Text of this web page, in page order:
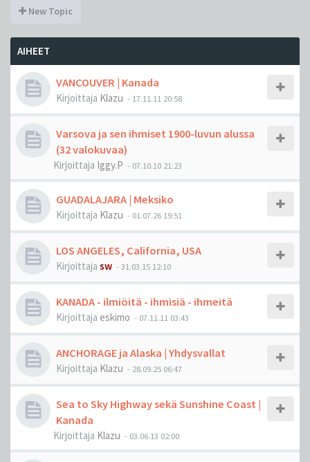
New Topic
AIHEET
VANCOUVER | Kanada
Kirjoittaja Klazu - 17.11.11 20:58
Varsova ja sen ihmiset 1900-luvun alussa
(32 valokuvaa)
Kirjoittaja Iggy.P - 07.10.10 21:23
GUADALAJARA | Meksiko
Kirjoittaja Klazu - 01.07.26 19:51
LOS ANGELES, California, USA
Kirjoittaja sw -31.03.15 12:10
KANADA - ilmiöitä - ihmisiä - ihmeitä
Kirjoittaja eskimo - 07.11.11 03:43
ANCHORAGE ja Alaska | Yhdysvallat
Kirjoittaja Klazu - 28.09.25 06:47
Sea to Sky Highway sekä Sunshine Coast |
Kanada
Kirjoittaja Klazu - 03.06.13 02:00